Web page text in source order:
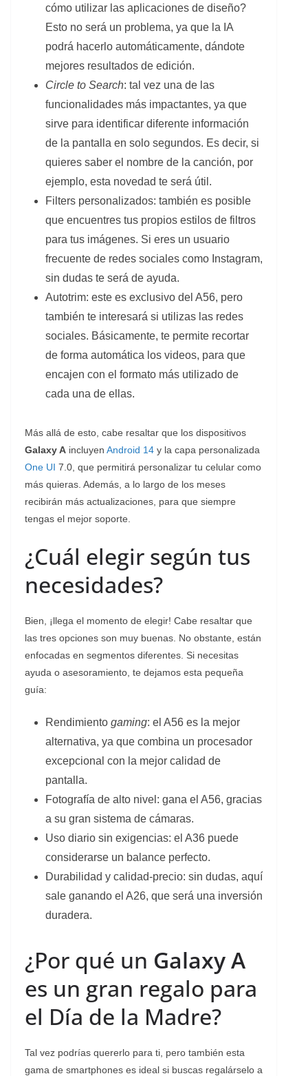
cómo utilizar las aplicaciones de diseño?
Esto no será un problema, ya que la IA
podrá hacerlo automáticamente, dándote
mejores resultados de edición.
Circle to Search: tal vez una de las
funcionalidades más impactantes, ya que
sirve para identificar diferente información
de la pantalla en solo segundos. Es decir, si
quieres saber el nombre de la canción, por
ejemplo, esta novedad te será útil.
Filters personalizados: también es posible
que encuentres tus propios estilos de filtros
para tus imágenes. Si eres un usuario
frecuente de redes sociales como Instagram,
sin dudas te será de ayuda.
Autotrim: este es exclusivo del A56, pero
también te interesará si utilizas las redes
sociales. Básicamente, te permite recortar
de forma automática los videos, para que
encajen con el formato más utilizado de
cada una de ellas.
Más allá de esto, cabe resaltar que los dispositivos
Galaxy A incluyen Android 14 y la capa personalizada
One UI 7.0, que permitirá personalizar tu celular como
más quieras. Además, a lo largo de los meses
recibirán más actualizaciones, para que siempre
tengas el mejor soporte.
¿Cuál elegir según tus
necesidades?
Bien, ¡llega el momento de elegir! Cabe resaltar que
las tres opciones son muy buenas. No obstante, están
enfocadas en segmentos diferentes. Si necesitas
ayuda o asesoramiento, te dejamos esta pequeña
guía:
Rendimiento gaming: el A56 es la mejor
alternativa, ya que combina un procesador
excepcional con la mejor calidad de
pantalla.
Fotografía de alto nivel: gana el A56, gracias
a su gran sistema de cámaras.
Uso diario sin exigencias: el A36 puede
considerarse un balance perfecto.
Durabilidad y calidad-precio: sin dudas, aquí
sale ganando el A26, que será una inversión
duradera.
¿Por qué un Galaxy A
es un gran regalo para
el Día de la Madre?
Tal vez podrías quererlo para ti, pero también esta
gama de smartphones es ideal si buscas regalárselo a